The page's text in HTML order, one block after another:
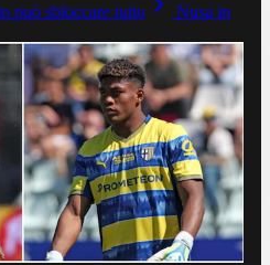
può sbloccare tutto
Nusa in